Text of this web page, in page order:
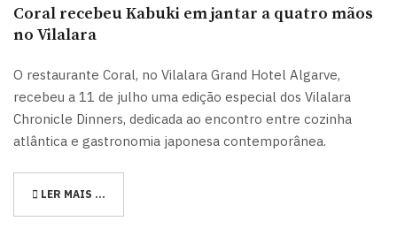
Coral recebeu Kabuki em jantar a quatro mãos
no Vilalara
O restaurante Coral, no Vilalara Grand Hotel Algarve,
recebeu a 11 de julho uma edição especial dos Vilalara
Chronicle Dinners, dedicada ao encontro entre cozinha
atlântica e gastronomia japonesa contemporânea.
LER MAIS …